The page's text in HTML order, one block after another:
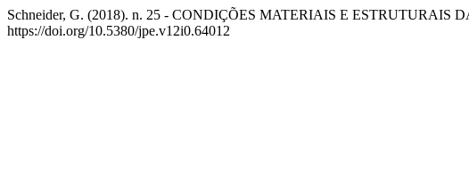
Schneider, G. (2018). n. 25 - CONDIÇÕES MATERIAIS E ESTRUTURAIS
https://doi.org/10.5380/jpe.v12i0.64012